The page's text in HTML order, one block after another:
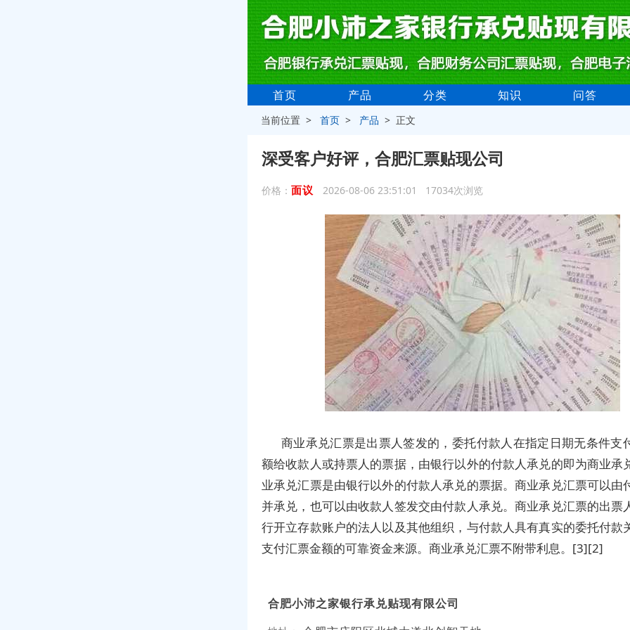
首页 产品 分类 知识 问答
当前位置 >首页 > 产品 > 正文
深受客户好评，合肥汇票贴现公司
价格： 面议 2026-08-06 23:51:01 17034次浏览
商业承兑汇票是出票人签发的，委托付款人在指定日期无条件支
额给收款人或持票人的票据，由银行以外的付款人承兑的即为商业承
业承兑汇票是由银行以外的付款人承兑的票据。商业承兑汇票可以由
并承兑，也可以由收款人签发交由付款人承兑。商业承兑汇票的出票
行开立存款账户的法人以及其他组织，与付款人具有真实的委托付款
支付汇票金额的可靠资金来源。商业承兑汇票不附带利息。[3][2]
合肥小沛之家银行承兑贴现有限公司